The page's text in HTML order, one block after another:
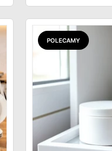
znalazłam, z
POLECAMY